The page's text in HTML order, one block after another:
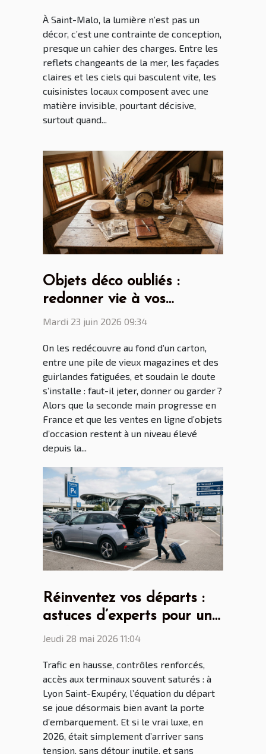
À Saint-Malo, la lumière n’est pas un
décor, c’est une contrainte de conception,
presque un cahier des charges. Entre les
reflets changeants de la mer, les façades
claires et les ciels qui basculent vite, les
cuisinistes locaux composent avec une
matière invisible, pourtant décisive,
surtout quand...
Objets déco oubliés :
redonner vie à vos
trouvailles du grenier
Mardi 23 juin 2026 09:34
On les redécouvre au fond d’un carton,
entre une pile de vieux magazines et des
guirlandes fatiguées, et soudain le doute
s’installe : faut-il jeter, donner ou garder ?
Alors que la seconde main progresse en
France et que les ventes en ligne d’objets
d’occasion restent à un niveau élevé
depuis la...
Réinventez vos départs :
astuces d’experts pour un
parking aéroport lyon saint
Jeudi 28 mai 2026 11:04
Trafic en hausse, contrôles renforcés,
accès aux terminaux souvent saturés : à
Lyon Saint-Exupéry, l’équation du départ
se joue désormais bien avant la porte
d’embarquement. Et si le vrai luxe, en
2026, était simplement d’arriver sans
tension, sans détour inutile, et sans